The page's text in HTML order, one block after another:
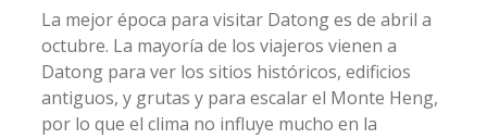
La mejor época para visitar Datong es de abril a
octubre. La mayoría de los viajeros vienen a
Datong para ver los sitios históricos, edificios
antiguos, y grutas y para escalar el Monte Heng,
por lo que el clima no influye mucho en la